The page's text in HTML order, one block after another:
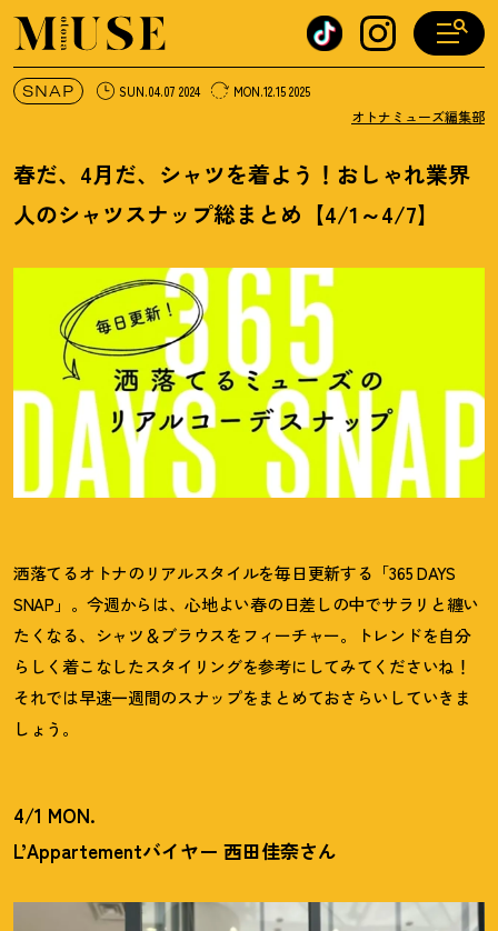
オトナミューズ ウェブ
SNAP SUN.04.07 2024 MON.12.15 2025
オトナミューズ編集部
春だ、4月だ、シャツを着よう ！ おしゃれ業界
人のシャツスナップ総まとめ【4/1～4/7】
洒落てるオトナのリアルスタイルを毎日更新する「365 DAYS
SNAP」。今週からは、心地よい春の日差しの中でサラリと纏い
たくなる、シャツ＆ブラウスをフィーチャー。トレンドを自分
らしく着こなしたスタイリングを参考にしてみてくださいね ！
それでは早速一週間のスナップをまとめておさらいしていきま
しょう。
4/1 MON.
L’Appartementバイヤー 西田佳奈さん